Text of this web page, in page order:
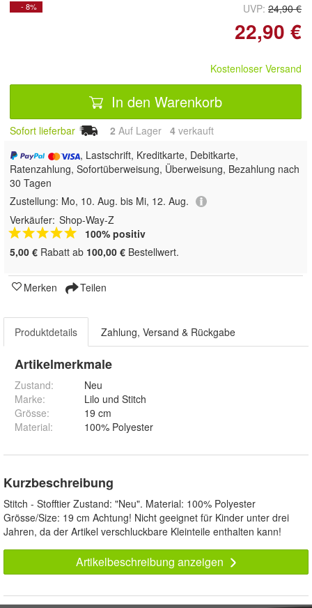
- 8% UVP: 24,90 €
22,90 €
Kostenloser Versand
In den Warenkorb
Sofort lieferbar 2 Auf Lager 4 verkauft
, Lastschrift, Kreditkarte, Debitkarte,
Ratenzahlung, Sofortüberweisung, Überweisung, Bezahlung nach
30 Tagen
Zustellung: Mo, 10. Aug. bis Mi, 12. Aug.
Verkäufer: Shop-Way-Z
100% positiv
5,00 € Rabatt ab 100,00 € Bestellwert.
Merken Teilen
Produktdetails Zahlung, Versand & Rückgabe
Artikelmerkmale
Zustand:
Neu
Marke:
Lilo und Stitch
Grösse:
19 cm
Material: 100% Polyester
Kurzbeschreibung
Stitch - Stofftier Zustand: "Neu". Material: 100% Polyester
Grösse/Size: 19 cm Achtung! Nicht geeignet für Kinder unter drei
Jahren, da der Artikel verschluckbare Kleinteile enthalten kann!
Artikelbeschreibung anzeigen